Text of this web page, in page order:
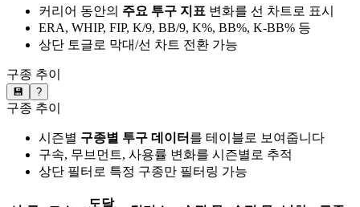
커리어 동안의 주요 투구 지표 변화를 선 차트로 표시
ERA, WHIP, FIP, K/9, BB/9, K%, BB%, K-BB% 등
상단 토글로 막대/선 차트 전환 가능
구종 추이
💾 ?
구종 추이
시즌별 구종별 투구 데이터 를 테이블로 보여줍니다
구속, 무브먼트, 사용률 변화를 시즌별로 추적
상단 필터로 특정 구종만 필터링 가능
도달